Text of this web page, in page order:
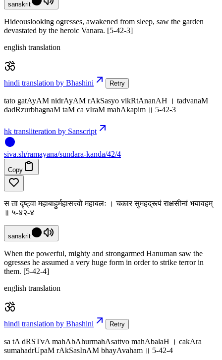
sanskrit
Hideouslooking ogresses, awakened from sleep, saw the garden
devastated by the heroic Vanara. [5-42-3]
english translation
hindi translation by Bhashini Retry
tato gatAyAM nidrAyAM rAkSasyo vikRtAnanAH । tadvanaM
dadRzurbhagnaM taM ca vIraM mahAkapim ॥ 5-42-3
hk transliteration by Sanscript
siva.sh/ramayana/sundara-kanda/42/4
Copy
स ता दृष्ट्वा महाबाहुर्महासत्त्वो महाबलः । चकार सुमहद्रूपं राक्षसीनां भयावहम्
॥ ५-४२-४
sanskrit
When the powerful, mighty and strongarmed Hanuman saw the
ogresses he assumed a very huge form in order to strike terror in
them. [5-42-4]
english translation
hindi translation by Bhashini Retry
sa tA dRSTvA mahAbAhurmahAsattvo mahAbalaH । cakAra
sumahadrUpaM rAkSasInAM bhayAvaham ॥ 5-42-4